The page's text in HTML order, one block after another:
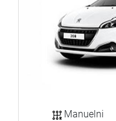
Manuelni